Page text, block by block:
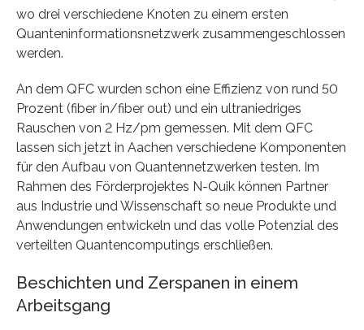
wo drei verschiedene Knoten zu einem ersten
Quanteninformationsnetzwerk zusammengeschlossen
werden.
An dem QFC wurden schon eine Effizienz von rund 50
Prozent (fiber in/fiber out) und ein ultraniedriges
Rauschen von 2 Hz/pm gemessen. Mit dem QFC
lassen sich jetzt in Aachen verschiedene Komponenten
für den Aufbau von Quantennetzwerken testen. Im
Rahmen des Förderprojektes N-Quik können Partner
aus Industrie und Wissenschaft so neue Produkte und
Anwendungen entwickeln und das volle Potenzial des
verteilten Quantencomputings erschließen.
Beschichten und Zerspanen in einem
Arbeitsgang